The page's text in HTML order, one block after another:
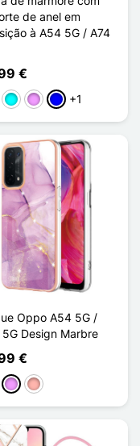
de anel em
à A54 5G / A74
€
CianoVioleta ligeira
Azul+1
Oppo A54 5G /
5G Design Marbre
€
Violeta ligeira
Ouro rosa